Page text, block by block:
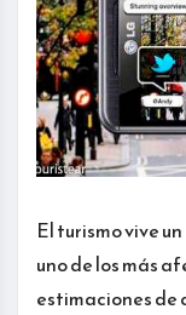
El turismo vive
uno de los más
estimaciones de